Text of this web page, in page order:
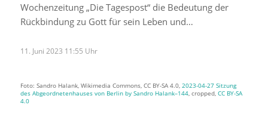
Wochenzeitung „Die Tagespost“ die Bedeutung der
Rückbindung zu Gott für sein Leben und…
11. Juni 2023 11:55 Uhr
Foto: Sandro Halank, Wikimedia Commons, CC BY-SA 4.0, 2023-04-27 Sitzung
des Abgeordnetenhauses von Berlin by Sandro Halank–144, cropped, CC BY-SA
4.0